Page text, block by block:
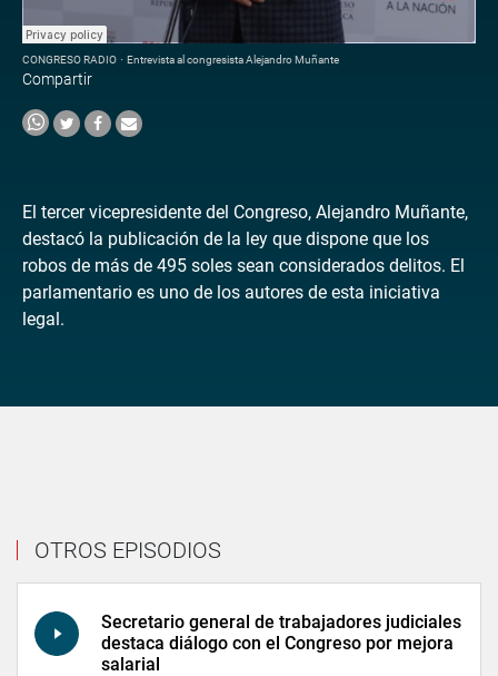
CONGRESO RADIO · Entrevista al congresista Alejandro Muñante
Compartir
El tercer vicepresidente del Congreso, Alejandro Muñante,
destacó la publicación de la ley que dispone que los
robos de más de 495 soles sean considerados delitos. El
parlamentario es uno de los autores de esta iniciativa
legal.
OTROS EPISODIOS
Secretario general de trabajadores judiciales
destaca diálogo con el Congreso por mejora
salarial